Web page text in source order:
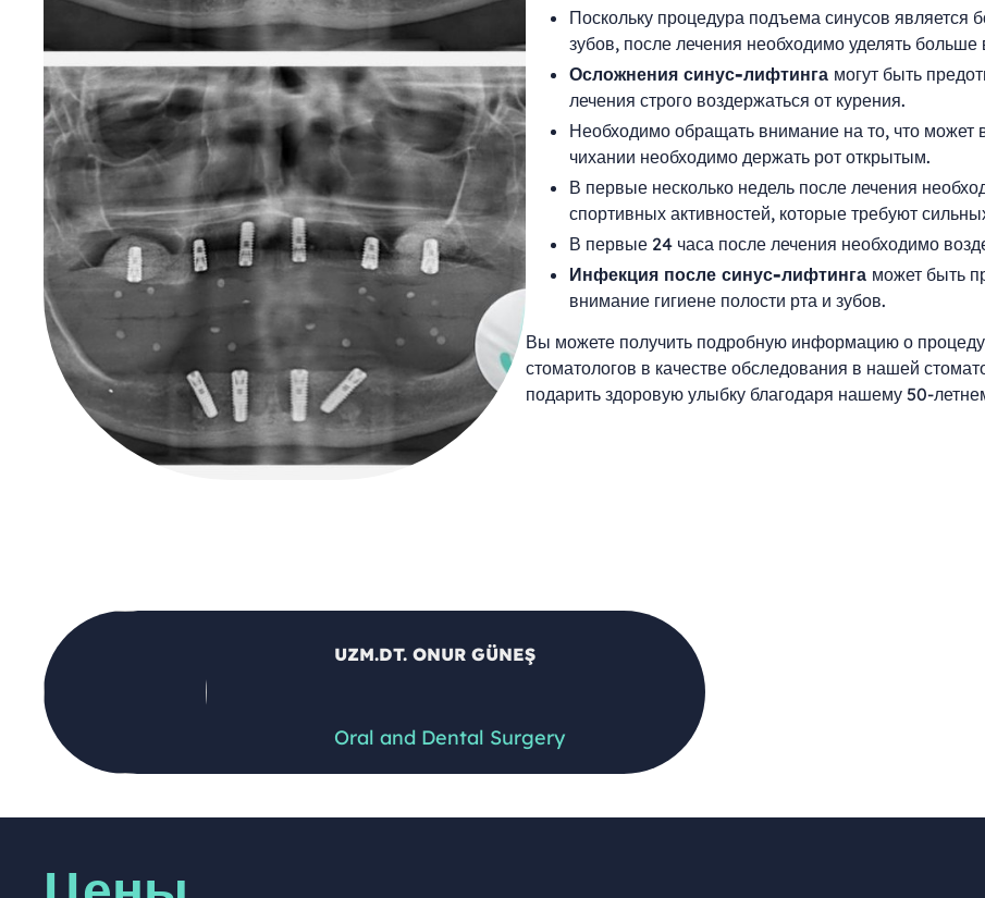
Поскольку процедура подъема синусов является
зубов, после лечения необходимо уделять больше
Осложнения синус-лифтинга могут быть
лечения строго воздержаться от курения.
Необходимо обращать внимание на то, что
чихании необходимо держать рот открытым.
В первые несколько недель после лечения
спортивных активностей, которые требуют
В первые 24 часа после лечения необходимо
Инфекция после синус-лифтинга может быть
внимание гигиене полости рта и зубов.
Вы можете получить подробную информацию о
стоматологов в качестве обследования в нашей
подарить здоровую улыбку благодаря нашему 50-
UZM.DT. ONUR GÜNEŞ
Oral and Dental Surgery